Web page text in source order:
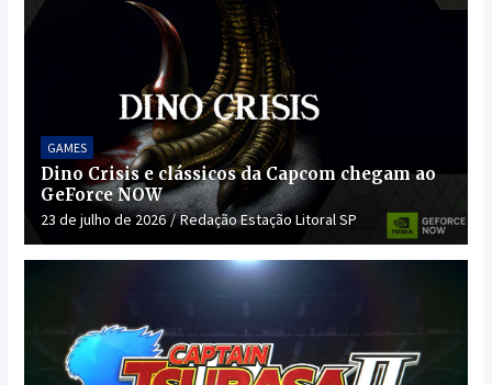
GAMES
Dino Crisis e clássicos da Capcom chegam ao
GeForce NOW
23 de julho de 2026 Redação Estação Litoral SP